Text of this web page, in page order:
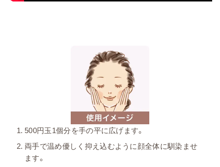
500円玉1個分を手の平に広げます。
両手で温め優しく抑え込むように顔全体に馴染ませ
ます。